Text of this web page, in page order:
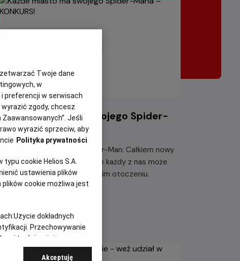
Każde miasto ma swojego Spider-
Mana – KONKURS!
Z okazji premiery filmu „Spider-Man: Całkiem nowy
dzień” chcemy udowodnić, że każdy z nas może
zostać Spider-Manem w swoim otoczeniu.
Twoje dane
w
preferencji w serwisach
wyrazić zgody, chcesz
Jeśli
wyrazić sprzeciw, aby
Polityka prywatności
cookie Helios S.A.
ustawienia plików
cookie możliwa jest
Użycie dokładnych
Przechowywanie
i treści, opinie
Akceptuję